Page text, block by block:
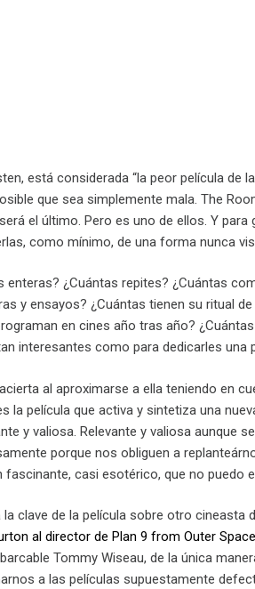
está considerada “la peor película de
que sea simplemente mala. The
el último. Pero es uno de ellos. Y
como mínimo, de una forma nunca
¿Cuántas repites? ¿Cuántas
y ensayos? ¿Cuántas tienen su ritual
en cines año tras año?
interesantes como para dedicarles
al aproximarse a ella teniendo en
película que activa y sintetiza una
y valiosa. Relevante y valiosa aunque
porque nos obliguen a
casi esotérico, que no puedo
clave de la película sobre otro cineasta
al director de Plan 9 from Outer
Tommy Wiseau, de la única
a las películas supuestamente